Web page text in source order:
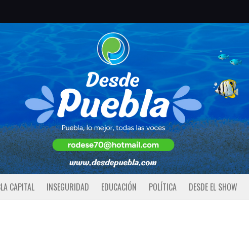
CAPITAL INSEGURIDAD EDUCACIÓN POLÍTICA DESDE EL SHOW